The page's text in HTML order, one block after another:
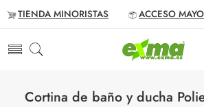
TIENDA MINORISTAS ACCESO
Cortina de baño y ducha